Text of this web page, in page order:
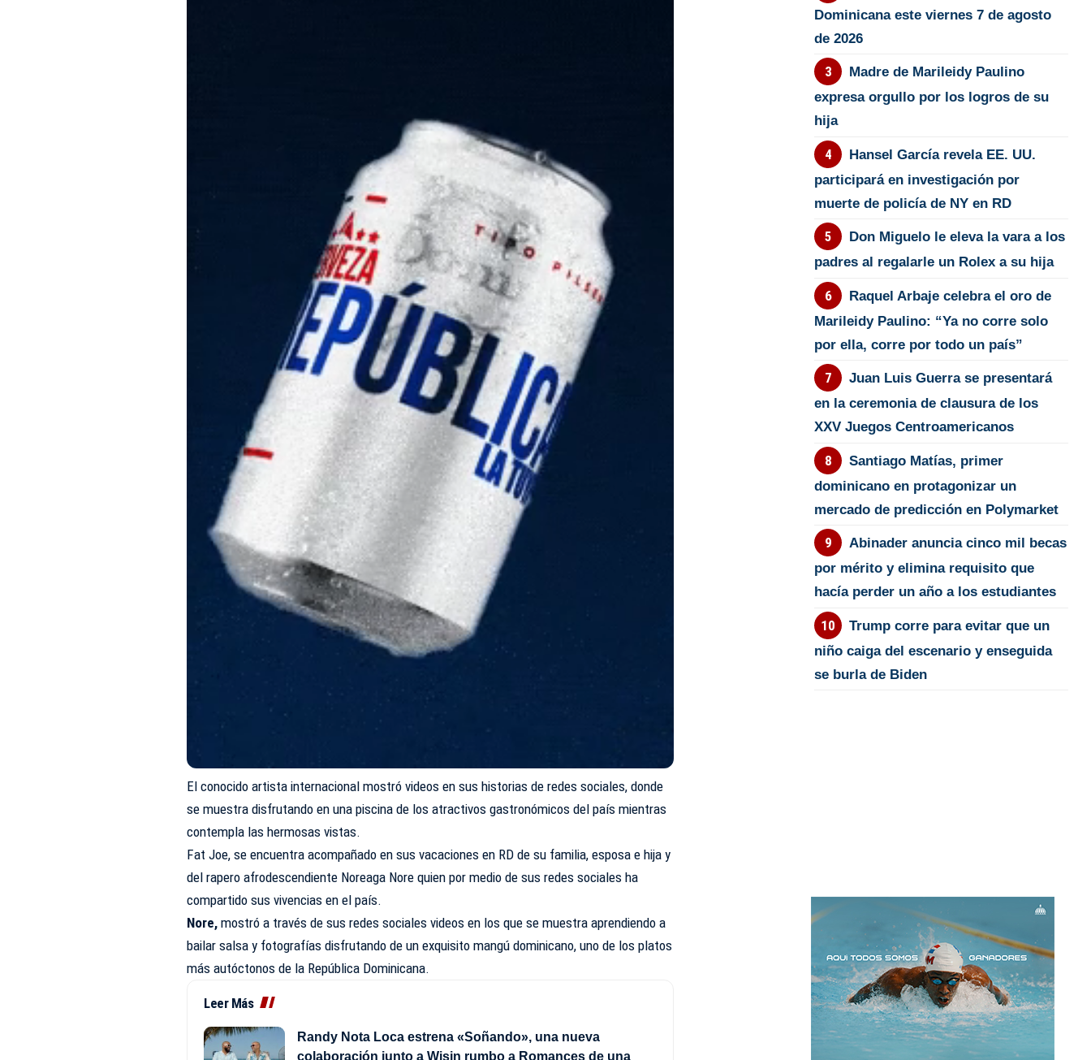
El conocido artista internacional mostró videos en sus historias de redes sociales, donde
se muestra disfrutando en una piscina de los atractivos gastronómicos del país mientras
contempla las hermosas vistas.
Fat Joe, se encuentra acompañado en sus vacaciones en RD de su familia, esposa e hija y
del rapero afrodescendiente Noreaga Nore quien por medio de sus redes sociales ha
compartido sus vivencias en el país.
Nore, mostró a través de sus redes sociales videos en los que se muestra aprendiendo a
bailar salsa y fotografías disfrutando de un exquisito mangú dominicano, uno de los platos
más autóctonos de la República Dominicana.
Leer Más
Randy Nota Loca estrena «Soñando», una nueva
colaboración junto a Wisin rumbo a Romances de una
Dominicana este viernes 7 de agosto
de 2026
Madre de Marileidy Paulino
expresa orgullo por los logros de su
hija
Hansel García revela EE. UU.
participará en investigación por
muerte de policía de NY en RD
Don Miguelo le eleva la vara a los
padres al regalarle un Rolex a su hija
Raquel Arbaje celebra el oro de
Marileidy Paulino: “Ya no corre solo
por ella, corre por todo un país”
Juan Luis Guerra se presentará
en la ceremonia de clausura de los
XXV Juegos Centroamericanos
Santiago Matías, primer
dominicano en protagonizar un
mercado de predicción en Polymarket
Abinader anuncia cinco mil becas
por mérito y elimina requisito que
hacía perder un año a los estudiantes
Trump corre para evitar que un
niño caiga del escenario y enseguida
se burla de Biden